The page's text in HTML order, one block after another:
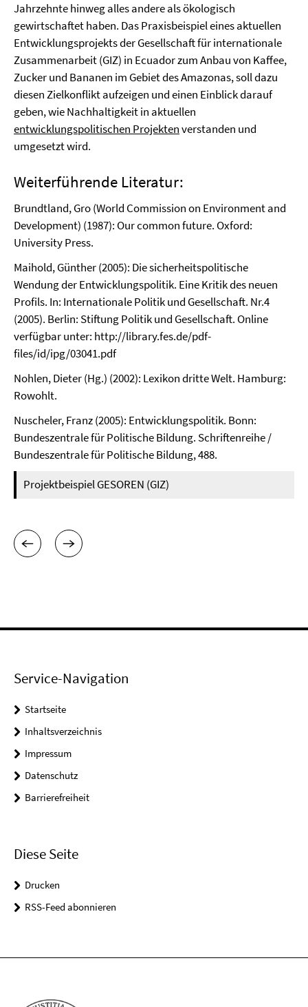
Jahrzehnte hinweg alles andere als ökologisch
gewirtschaftet haben. Das Praxisbeispiel eines aktuellen
Entwicklungsprojekts der Gesellschaft für internationale
Zusammenarbeit (GIZ) in Ecuador zum Anbau von Kaffee,
Zucker und Bananen im Gebiet des Amazonas, soll dazu
diesen Zielkonflikt aufzeigen und einen Einblick darauf
geben, wie Nachhaltigkeit in aktuellen
entwicklungspolitischen Projektenverstanden und
umgesetzt wird.
Weiterführende Literatur:
Brundtland, Gro (World Commission on Environment and
Development) (1987): Our common future. Oxford:
University Press.
Maihold, Günther (2005): Die sicherheitspolitische
Wendung der Entwicklungspolitik. Eine Kritik des neuen
Profils. In: Internationale Politik und Gesellschaft. Nr.4
(2005). Berlin: Stiftung Politik und Gesellschaft. Online
verfügbar unter: http://library.fes.de/pdf-
files/id/ipg/03041.pdf
Nohlen, Dieter (Hg.) (2002): Lexikon dritte Welt. Hamburg:
Rowohlt.
Nuscheler, Franz (2005): Entwicklungspolitik. Bonn:
Bundeszentrale für Politische Bildung. Schriftenreihe /
Bundeszentrale für Politische Bildung, 488.
Projektbeispiel GESOREN (GIZ)
Service-Navigation
Startseite
Inhaltsverzeichnis
Impressum
Datenschutz
Barrierefreiheit
Diese Seite
Drucken
RSS-Feed abonnieren